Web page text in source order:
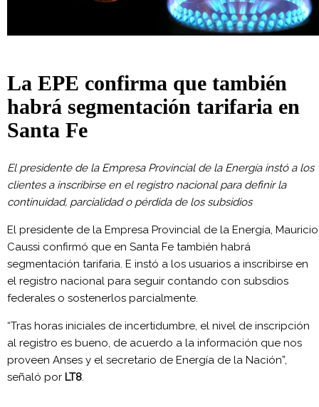
La EPE confirma que también
habrá segmentación tarifaria en
Santa Fe
El presidente de la Empresa Provincial de la Energía instó a los
clientes a inscribirse en el registro nacional para definir la
continuidad, parcialidad o pérdida de los subsidios
El presidente de la Empresa Provincial de la Energía, Mauricio
Caussi confirmó que en Santa Fe también habrá
segmentación tarifaria. E instó a los usuarios a inscribirse en
el registro nacional para seguir contando con subsdios
federales o sostenerlos parcialmente.
“Tras horas iniciales de incertidumbre, el nivel de inscripción
al registro es bueno, de acuerdo a la información que nos
proveen Anses y el secretario de Energía de la Nación”,
señaló por LT8.